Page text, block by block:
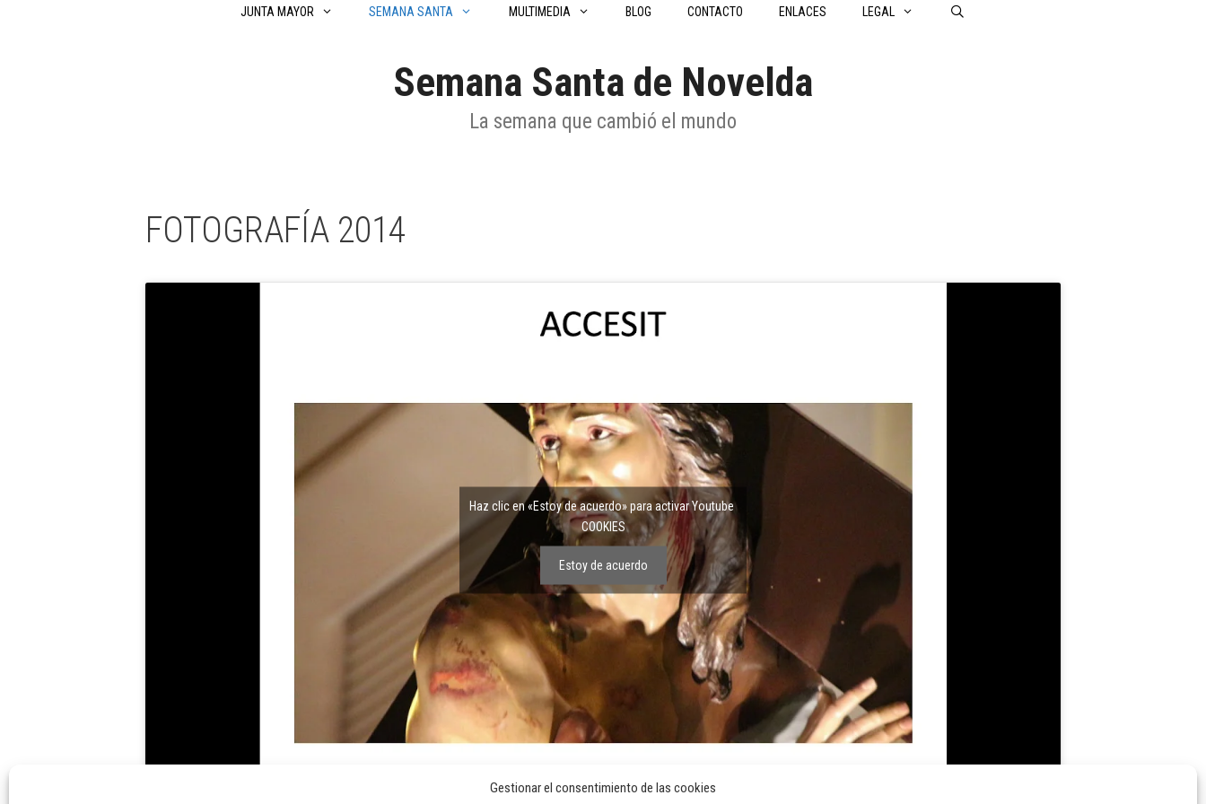
Gestionar el consentimiento de las cookies
JUNTA MAYOR SEMANA SANTA MULTIMEDIA BLOG CONTACTO ENLACES LEGAL
Semana Santa de Novelda
La semana que cambió el mundo
FOTOGRAFÍA 2014
Haz clic en «Estoy de acuerdo» para activar Youtube
COOKIES
Estoy de acuerdo